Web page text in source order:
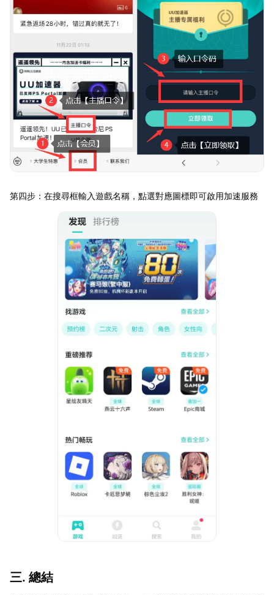
第四步：在搜尋框輸入遊戲名稱，點選對應圖標即可啟用加速服務
三. 總結